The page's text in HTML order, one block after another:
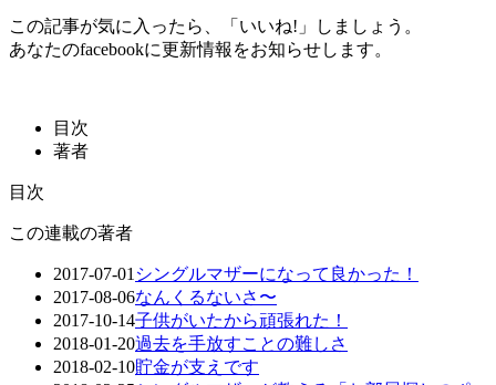
この記事が気に入ったら、「いいね!」しましょう。
あなたのfacebookに更新情報をお知らせします。
目次
著者
目次
この連載の著者
2017-07-01 シングルマザーになって良かった！
2017-08-06なんくるないさ〜
2017-10-14子供がいたから頑張れた！
2018-01-20過去を手放すことの難しさ
2018-02-10貯金が支えです